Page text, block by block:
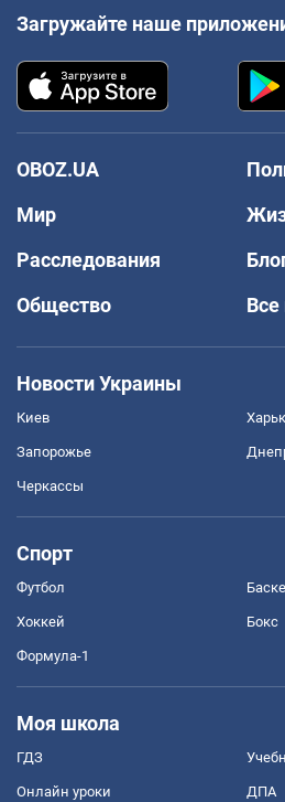
Загружайте наше
OBOZ.UA
Мир
Расследования
Общество
Все
Новости Украины
Киев
Запорожье
Черкассы
Спорт
Футбол
Хоккей Бокс
Формула-1
Моя школа
ГДЗ
Онлайн уроки ДПА